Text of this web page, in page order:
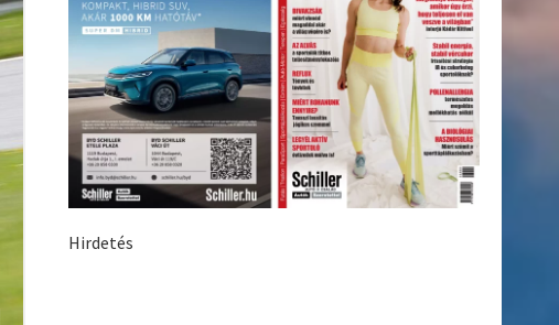
Hirdetés